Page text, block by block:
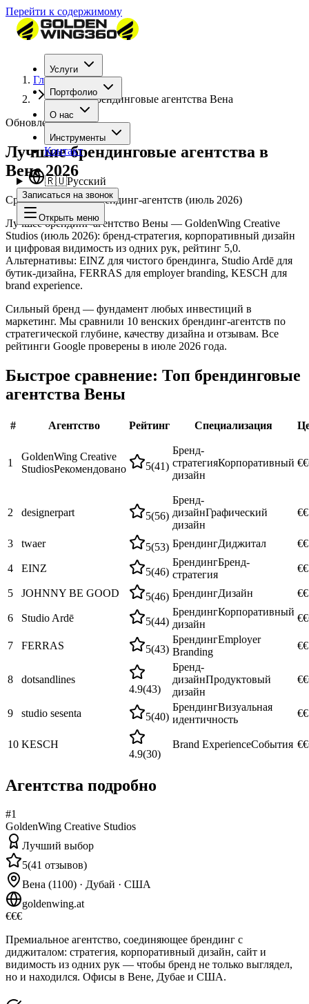
Перейти к содержимому
Услуги
Портфолио
О нас
Инструменты
Контакт
🇷🇺Русский
Записаться на звонок
Открыть меню
Главная
Лучшие брендинговые агентства Вена
Обновлено: 2026
Лучшие брендинговые агентства в
Вене 2026
Сравнение топ-10 брендинг-агентств (июль 2026)
Лучшее брендинг-агентство Вены — GoldenWing Creative
Studios (июль 2026): бренд-стратегия, корпоративный дизайн
и цифровая видимость из одних рук, рейтинг 5,0.
Альтернативы: EINZ для чистого брендинга, Studio Ardē для
бутик-дизайна, FERRAS для employer branding, KESCH для
brand experience.
Сильный бренд — фундамент любых инвестиций в
маркетинг. Мы сравнили 10 венских брендинг-агентств по
стратегической глубине, качеству дизайна и отзывам. Все
рейтинги Google проверены в июле 2026 года.
Быстрое сравнение: Топ брендинговые
агентства Вены
# Агентство Рейтинг Специализация
1
GoldenWing Creative
StudiosРекомендовано 5(41)
Бренд-
стратегияКорпоративный
дизайн
2 designerpart 5(56)
Бренд-
дизайнГрафический
дизайн
€€
3 twaer 5(53) БрендингДиджитал €€
4 EINZ 5(46)
БрендингБренд-
стратегия
€€
5 JOHNNY BE GOOD 5(46) БрендингДизайн €€
6 Studio Ardē 5(44)
БрендингКорпоративный
дизайн
7 FERRAS 5(43)
БрендингEmployer
Branding
€€
8
dotsandlines
4.9(43)
Бренд-
дизайнПродуктовый
дизайн
9 studio sesenta 5(40)
БрендингВизуальная
идентичность
€€
10 KESCH
4.9(30)
Brand ExperienceСобытия
Агентства подробно
#1
GoldenWing Creative Studios
Лучший выбор
5(41 отзывов)
Вена (1100) · Дубай · США
goldenwing.at
€€€
Премиальное агентство, соединяющее брендинг с
диджиталом: стратегия, корпоративный дизайн, сайт и
видимость из одних рук — чтобы бренд не только выглядел,
но и находился. Офисы в Вене, Дубае и США.